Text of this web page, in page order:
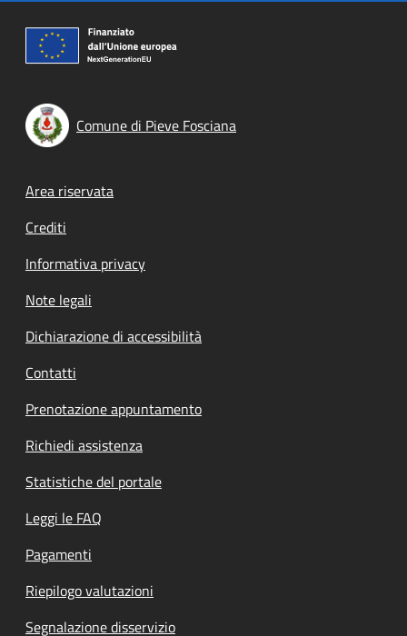
Comune di Pieve Fosciana
Footer menu
Area riservata
Crediti
Informativa privacy
Note legali
Dichiarazione di accessibilità
Contatti
Prenotazione appuntamento
Richiedi assistenza
Statistiche del portale
Leggi le FAQ
Pagamenti
Riepilogo valutazioni
Segnalazione disservizio